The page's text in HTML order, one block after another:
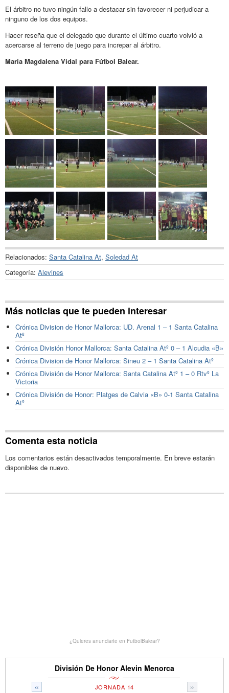
El árbitro no tuvo ningún fallo a destacar sin favorecer ni perjudicar a
ninguno de los dos equipos.
Hacer reseña que el delegado que durante el último cuarto volvió a
acercarse al terreno de juego para increpar al árbitro.
María Magdalena Vidal para Fútbol Balear.
Relacionados: Santa Catalina At, Soledad At
Categoría: Alevines
Más noticias que te pueden interesar
Crónica Division de Honor Mallorca: UD. Arenal 1 – 1 Santa Catalina
Atº
Crónica División Honor Mallorca: Santa Catalina Atº 0 – 1 Alcudia «B»
Crónica Division de Honor Mallorca: Sineu 2 – 1 Santa Catalina Atº
Crónica División de Honor Mallorca: Santa Catalina Atº 1 – 0 Rtvº La
Victoria
Crónica División de Honor: Platges de Calvia «B» 0-1 Santa Catalina
Atº
Comenta esta noticia
Los comentarios están desactivados temporalmente. En breve estarán
disponibles de nuevo.
¿Quieres anunciarte en FutbolBalear?
División De Honor Alevin Menorca
« »
JORNADA 14